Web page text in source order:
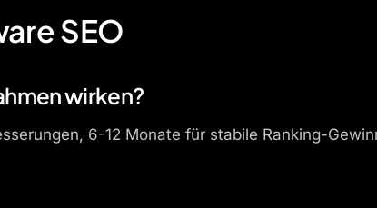
SEO
wirken?
6-12 Monate für stabile Ranking-